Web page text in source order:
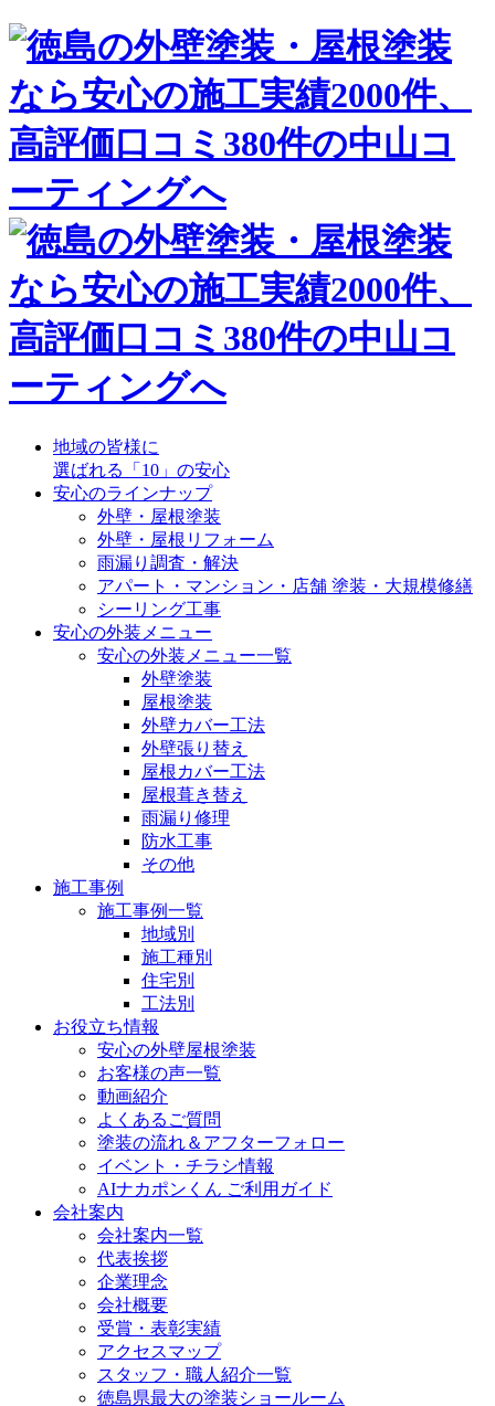
地域の皆様に
選ばれる「10」の安心
安心のラインナップ
外壁・屋根塗装
外壁・屋根リフォーム
雨漏り調査・解決
アパート・マンション・店舗 塗装・大規模修繕
シーリング工事
安心の外装メニュー
安心の外装メニュー一覧
外壁塗装
屋根塗装
外壁カバー工法
外壁張り替え
屋根カバー工法
屋根葺き替え
雨漏り修理
防水工事
その他
施工事例
施工事例一覧
地域別
施工種別
住宅別
工法別
お役立ち情報
安心の外壁屋根塗装
お客様の声一覧
動画紹介
よくあるご質問
塗装の流れ＆アフターフォロー
イベント・チラシ情報
AIナカポンくん ご利用ガイド
会社案内
会社案内一覧
代表挨拶
企業理念
会社概要
受賞・表彰実績
アクセスマップ
スタッフ・職人紹介一覧
徳島県最大の塗装ショールーム